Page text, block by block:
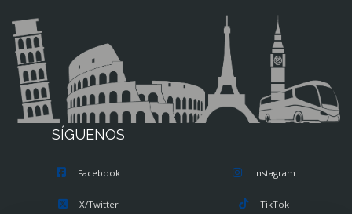
SÍGUENOS
Facebook
X/Twitter
Instagram
TikTok